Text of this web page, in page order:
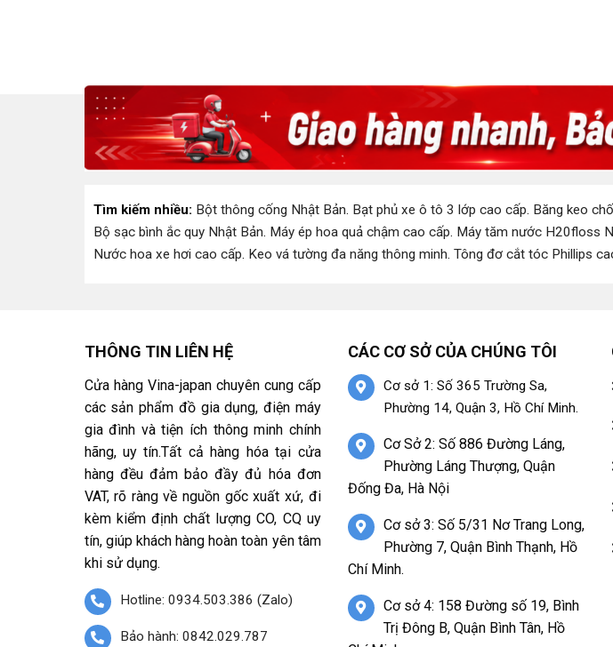
Tìm kiếm nhiều: Bột thông cống Nhật Bản. Bạt phủ xe ô tô 3 lớp cao cấp. Băng keo
Bộ sạc bình ắc quy Nhật Bản. Máy ép hoa quả chậm cao cấp. Máy tăm nước H20floss
Nước hoa xe hơi cao cấp. Keo vá tường đa năng thông minh. Tông đơ cắt tóc Phillips
THÔNG TIN LIÊN HỆ
Cửa hàng Vina-japan chuyên cung cấp
các sản phẩm đồ gia dụng, điện máy
gia đình và tiện ích thông minh chính
hãng, uy tín.Tất cả hàng hóa tại cửa
hàng đều đảm bảo đầy đủ hóa đơn
VAT, rõ ràng về nguồn gốc xuất xứ, đi
kèm kiểm định chất lượng CO, CQ uy
tín, giúp khách hàng hoàn toàn yên tâm
khi sử dụng.
Hotline: 0934.503.386 (Zalo)
Bảo hành: 0842.029.787
CÁC CƠ SỞ CỦA CHÚNG TÔI
Cơ sở 1: Số 365 Trường Sa,
Phường 14, Quận 3, Hồ Chí Minh.
Cơ Sở 2: Số 886 Đường Láng,
Phường Láng Thượng, Quận
Đống Đa, Hà Nội
Cơ sở 3: Số 5/31 Nơ Trang Long,
Phường 7, Quận Bình Thạnh, Hồ
Chí Minh.
Cơ sở 4: 158 Đường số 19, Bình
Trị Đông B, Quận Bình Tân, Hồ